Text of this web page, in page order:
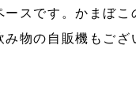
ースです。かまぼ
物の自販機もござ